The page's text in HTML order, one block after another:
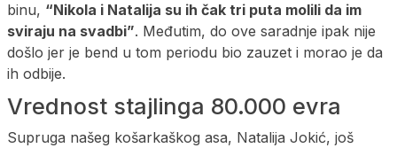
binu, “Nikola i Natalija su ih čak tri puta molili da im
sviraju na svadbi”. Međutim, do ove saradnje ipak nije
došlo jer je bend u tom periodu bio zauzet i morao je da
ih odbije.
Vrednost stajlinga 80.000 evra
Supruga našeg košarkaškog asa, Natalija Jokić, još